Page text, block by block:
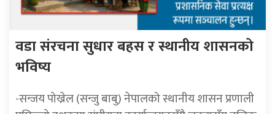
वडा संरचना सुधार बहस र स्थानीय शासनको
भविष्य
-सन्जय पोख्रेल (सन्जु बाबु) नेपालको स्थानीय शासन प्रणाली